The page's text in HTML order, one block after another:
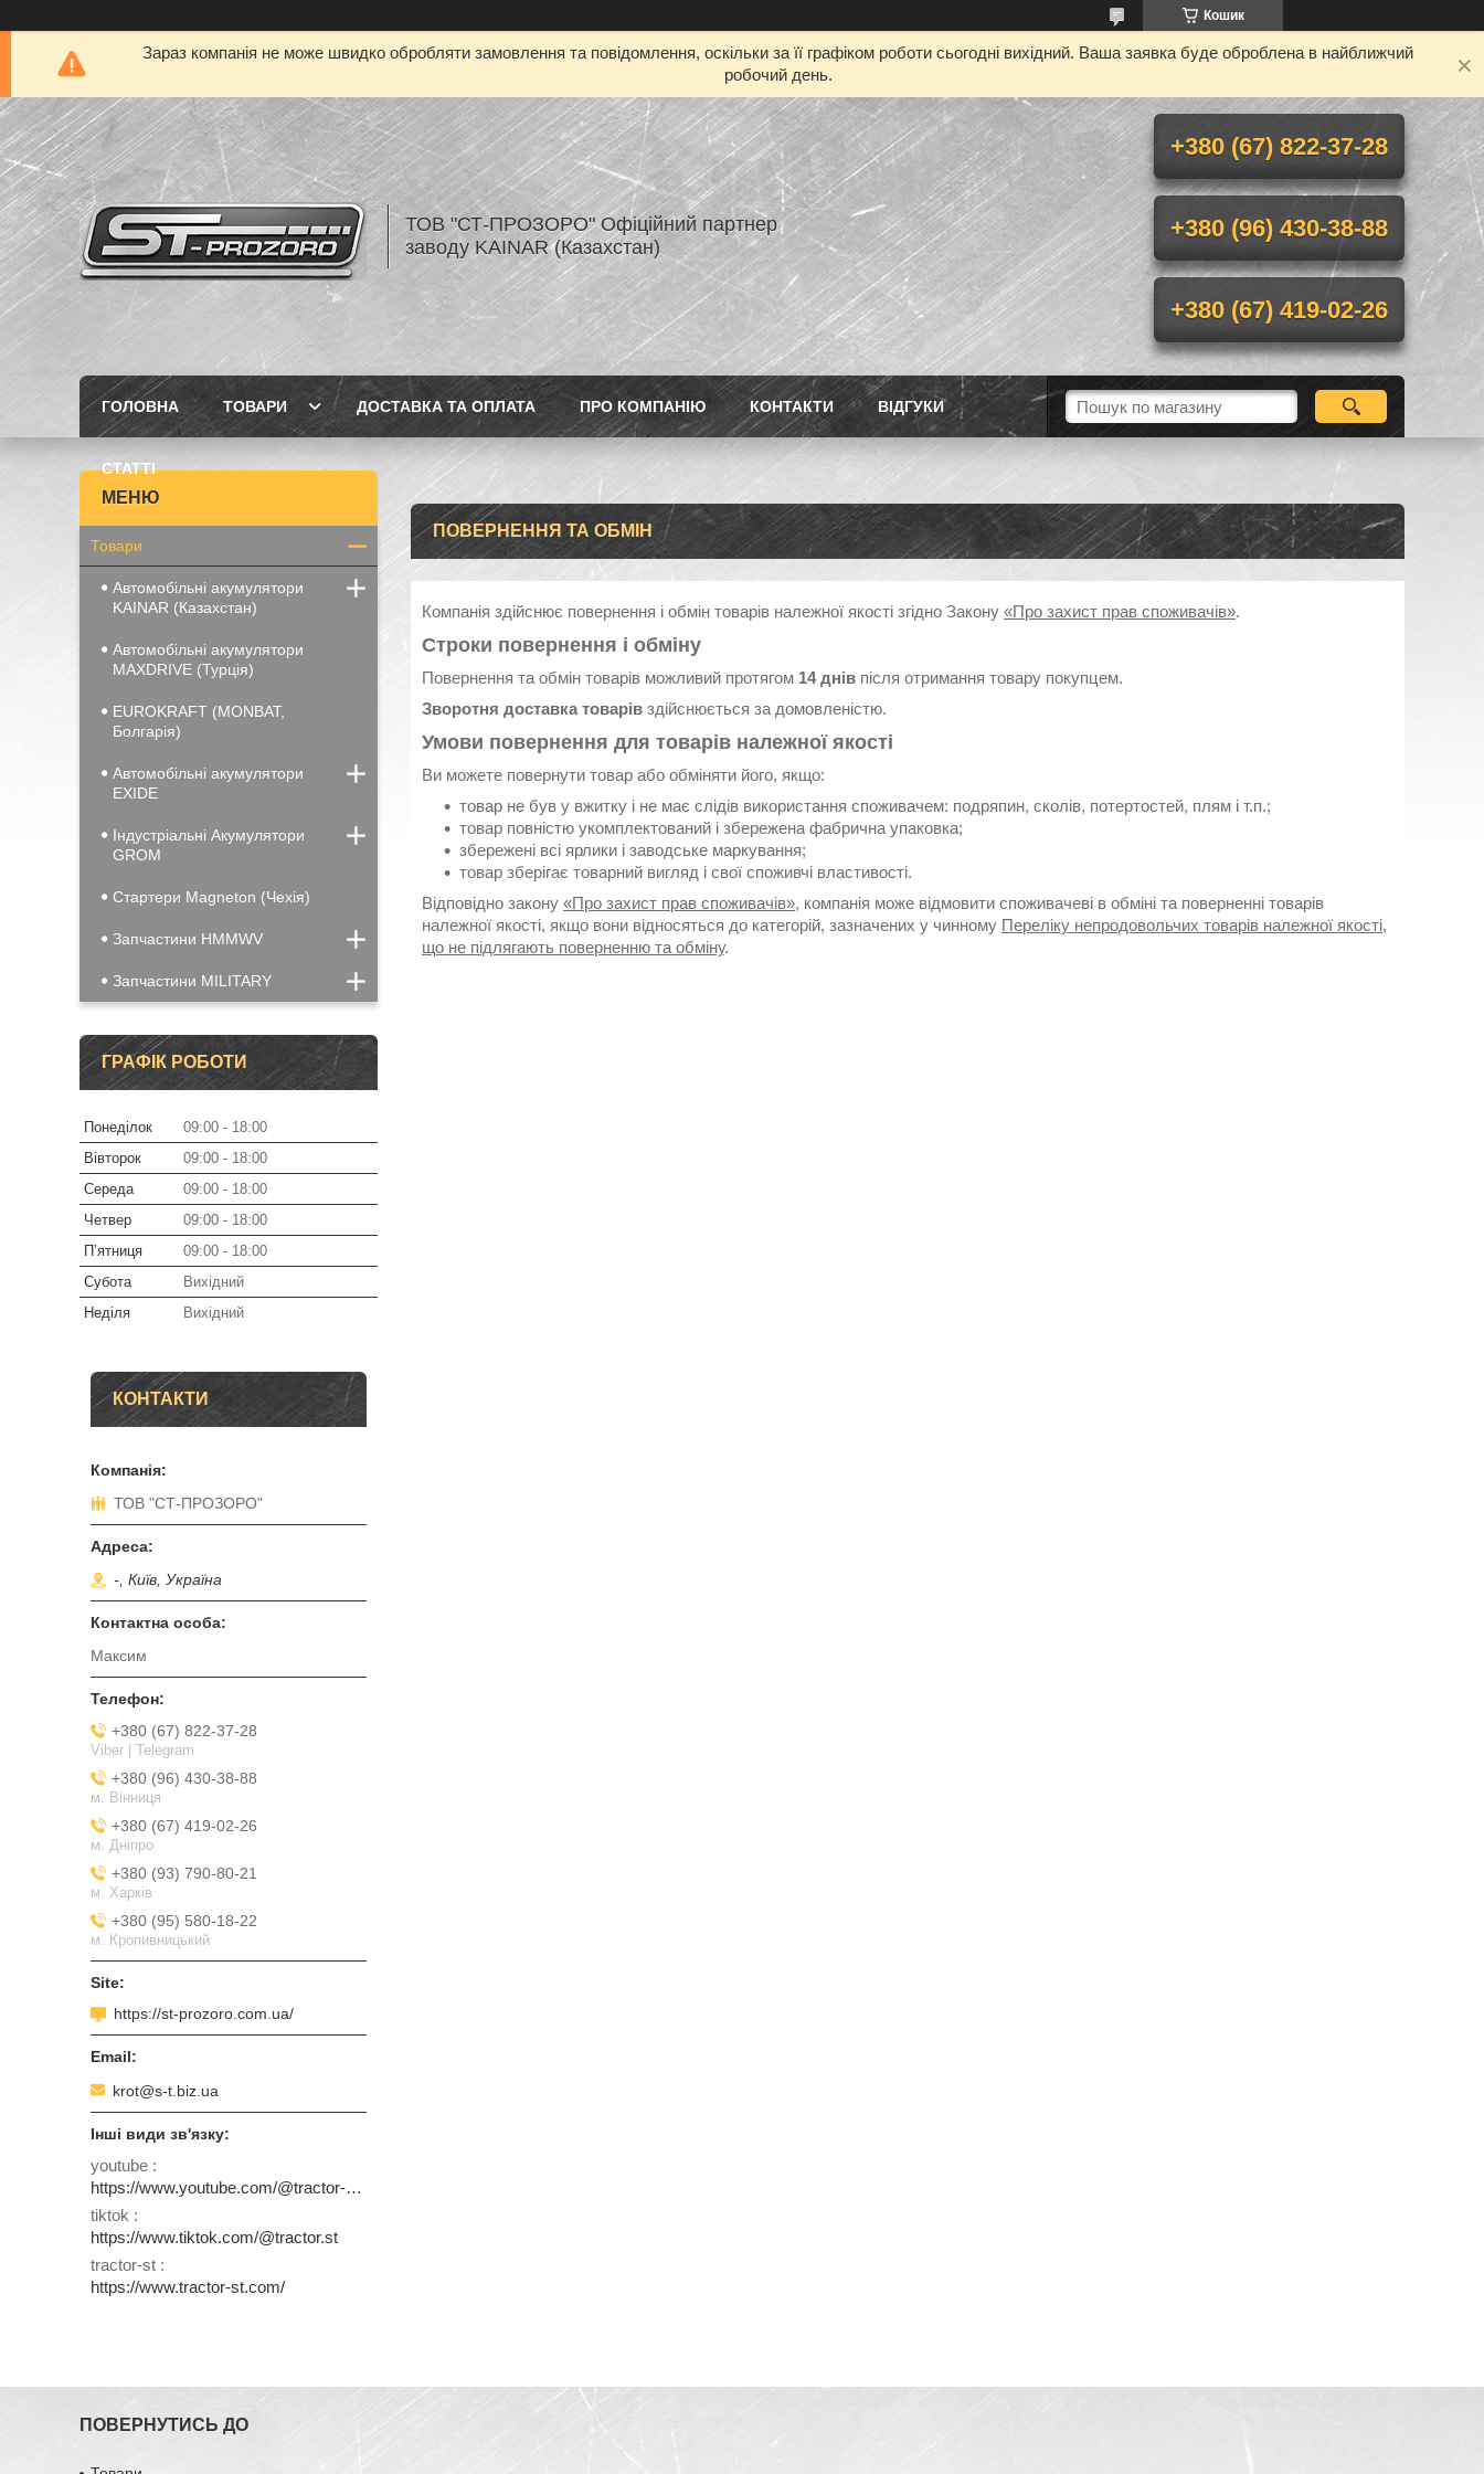
Кошик
Зараз компанія не може швидко обробляти замовлення та повідомлення, оскільки за її графіком роботи сьогодні вихідний. Ваша заявка буде оброблена в найближчий
робочий день.
ТОВ "СТ-ПРОЗОРО" Офіційний партнер
заводу KAINAR (Казахстан)
+380 (67) 822-37-28
+380 (96) 430-38-88
+380 (67) 419-02-26
ГОЛОВНА ТОВАРИ ДОСТАВКА ТА ОПЛАТА ПРО КОМПАНІЮ КОНТАКТИ ВІДГУКИ
СТАТТІ
ПОВЕРНЕННЯ ТА ОБМІН
Компанія здійснює повернення і обмін товарів належної якості згідно Закону «Про захист прав споживачів».
Строки повернення і обміну
Повернення та обмін товарів можливий протягом 14 днів після отримання товару покупцем.
Зворотня доставка товарів здійснюється за домовленістю.
Умови повернення для товарів належної якості
Ви можете повернути товар або обміняти його, якщо:
товар не був у вжитку і не має слідів використання споживачем: подряпин, сколів, потертостей, плям і т.п.;
товар повністю укомплектований і збережена фабрична упаковка;
збережені всі ярлики і заводське маркування;
товар зберігає товарний вигляд і свої споживчі властивості.
Відповідно закону «Про захист прав споживачів», компанія може відмовити споживачеві в обміні та поверненні товарів
належної якості, якщо вони відносяться до категорій, зазначених у чинному Переліку непродовольчих товарів належної якості,
що не підлягають поверненню та обміну.
Товари
Автомобільні акумулятори
KAINAR (Казахстан)
Автомобільні акумулятори
MAXDRIVE (Турція)
EUROKRAFT (MONBAT,
Болгарія)
Автомобільні акумулятори
EXIDE
Індустріальні Акумулятори
GROM
Стартери Magneton (Чехія)
Запчастини HMMWV
Запчастини MILITARY
ГРАФІК РОБОТИ
Понеділок 09:00
18:00
Вівторок
09:00
18:00
Середа
09:00
18:00
Четвер
09:00
18:00
Пʼятниця
09:00
18:00
Субота
Вихідний
Неділя
Вихідний
КОНТАКТИ
ТОВ "СТ-ПРОЗОРО"
-, Київ, Україна
Максим
+380 (67) 822-37-28
Viber | Telegram
+380 (96) 430-38-88
м. Вінниця
+380 (67) 419-02-26
м. Дніпро
+380 (93) 790-80-21
м. Харків
+380 (95) 580-18-22
м. Кропивницький
https://st-prozoro.com.ua/
krot@s-t.biz.ua
youtube
https://www.youtube.com/@tractor-st-prozoro
tiktok
https://www.tiktok.com/@tractor.st
tractor-st
https://www.tractor-st.com/
ПОВЕРНУТИСЬ ДО